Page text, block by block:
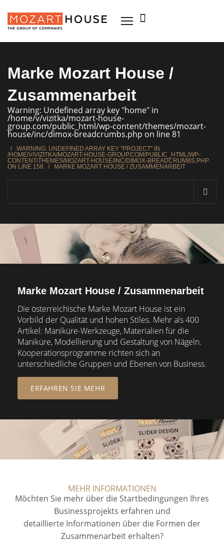
Marke Mozart House /
Zusammenarbeit
Warning: Undefined array key "home" in
/home/v/vizitka/mozart-house-
group.com/public_html/wp-content/themes/mozart-
house/inc/dimox-breadcrumbs.php on line 81
/ WARNING: UNDEFINED ARRAY KEY "PROJECT" IN
/HOME/V/VIZITKA/MOZART-HOUSE-GROUP.COM/PUBLIC_HTML/WP-
CONTENT/THEMES/MOZART-HOUSE/INC/DIMOX-BREADCRUMBS.PHP
ON LINE 158
/ MARKE MOZART HOUSE / ZUSAMMENARBEIT
Marke Mozart House / Zusammenarbeit
Die österreichische Marke Mozart House ist ein
Vorbild der Qualität und hohen Stiles. Mehr als 400
Artikel: Maniküre-Werkzeuge, Materialien für die
Maniküre, Modellierung und Gestaltung von Nägeln.
Kooperationsprogramme richten sich an
unterschiedliche Gruppen und Ebenen von Business.
ERFAHREN SIE MEHR
MEHR INFORMATIONEN
Möchten Sie mehr über die Startbedingungen Ihres
Businessprojekts erfahren und
detaillierte Informationen über die Formen der
Zusammenarbeit erhalten?